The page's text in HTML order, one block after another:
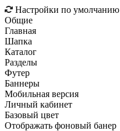
Настройки по умолчанию
Общие
Главная
Шапка
Каталог
Разделы
Футер
Баннеры
Мобильная версия
Личный кабинет
Базовый цвет
Отображать фоновый банер